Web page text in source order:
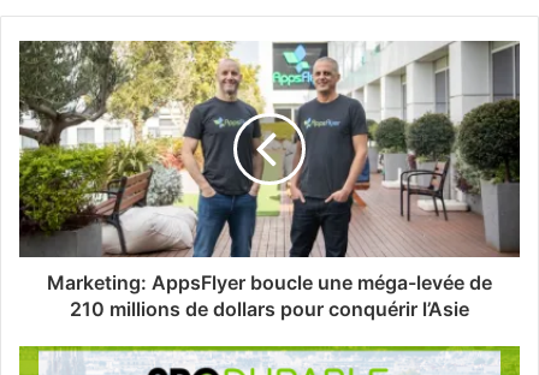
Marketing: AppsFlyer boucle une méga-levée de
210 millions de dollars pour conquérir l’Asie